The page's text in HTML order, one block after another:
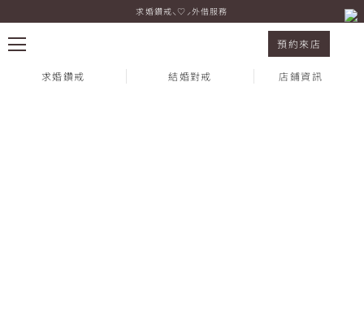
I-PRIMO 新光三越台中中港店 橘小星&橘小夜
求婚鑽戒⸜♡⸝外借服務
預約來店
求婚鑽戒 結婚對戒 店鋪資訊